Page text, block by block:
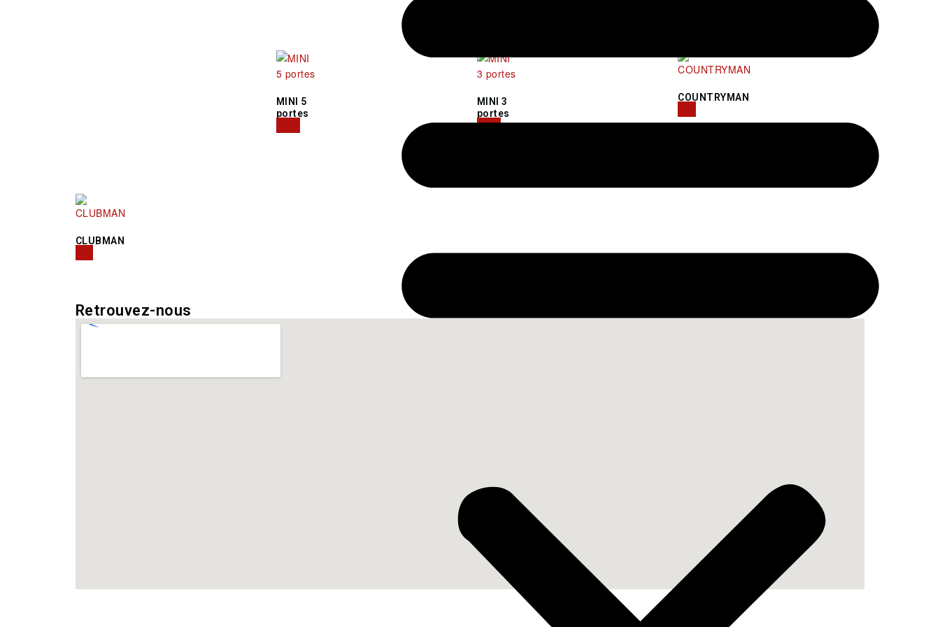
MINI 5
portes
MINI 3
portes
(28)
COUNTRYMAN
CLUBMAN
Retrouvez-nous